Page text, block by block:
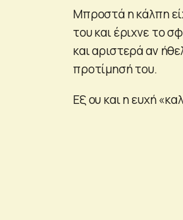
Μπροστά η κάλπη
του και έριχνε το
και αριστερά αν
προτίμησή του.
Εξ ου και η ευχή